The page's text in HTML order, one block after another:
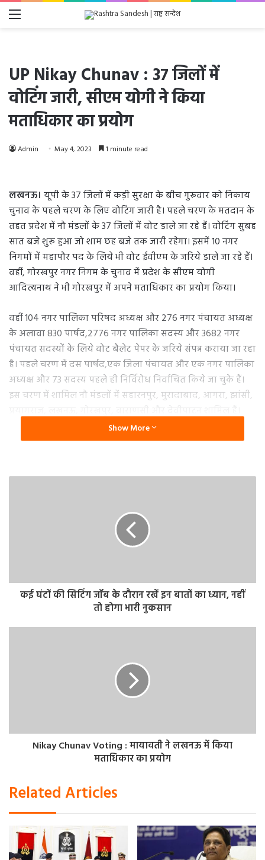
Menu
UP Nikay Chunav : 37 जिलों में
वोटिंग जारी, सीएम योगी ने किया
मताधिकार का प्रयोग
Admin May 4, 2023 1 minute read
लखनऊ। यूपी के 37 जिलों में कड़ी सुरक्षा के बीच गुरूवार को निकाय
चुनाव के पहले चरण के लिए वोटिंग जारी है। पहले चरण के मतदान के
तहत प्रदेश में नौ मंडलों के 37 जिलों में वोट डाले जा रहे हैं। वोटिंग सुबह
सात बजे शुरू हुआ जो शाम छह बजे तक जारी रहेगा। इसमें 10 नगर
निगमों में महापौर पद के लिये भी वोट ईवीएम के जरिये डाले जा रहे हैं।
वहीं, गोरखपुर नगर निगम के चुनाव में प्रदेश के सीएम योगी
आदित्यनाथ ने भी गोरखपुर में अपने मताधिकार का प्रयोग किया।
वहीं 104 नगर पालिका परिषद अध्यक्ष और 276 नगर पंचायत अध्यक्ष
के अलावा 830 पार्षद,2776 नगर पालिका सदस्य और 3682 नगर
पंचायत सदस्यों के लिये वोट बैलेट पेपर के जरिये संपन्न कराया जा रहा
है। पहले चरण में दस पार्षद,एक जिला पंचायत और एक नगर पालिका
अध्यक्ष और 73 सदस्य पहले ही निर्विरोध निर्वाचित किये जा चुके हैं।
इस चरण में शामिल नौ मंडलों में सहारनपुर, मुरादाबाद, आगरा, झांसी,
पहले चरण में शामली, मुजफ्फरनगर, सहारनपुर, बिजनौर, अमरोहा,
गाजीपुर, वाराणसी, चंदौली और जौनपुर में वोट डाले जा रहे हैं।
राज्य चुनाव आयुक्त (एसईसी) मनोज कुमार ने कहा कि चुनाव के पहले
का प्रयोग करेंगे। इसमें पुरूष मतदाताओं की संख्या एक करोड 27 लाख
70 हजार 963 और महिला मतदाताओं की संख्या एक करोड 12 लाख
36 हजार 680 है। मतदान के लिये नगर निगम के 2658 मतदान केन्द्र
और 9699 पोलिंग बूथ बनाये गये हैं वहीं नगर पालिका परिषद के
निष्पक्ष और शांतिपूर्ण मतदान सुनिश्चित करने के लिए सुरक्षा के कड़े
इंतजाम किए गए हैं। उन्होंने कहा, कि कुल 19,880 इंस्पेक्टर और सब-
इंस्पेक्टर के साथ 1,01,477 हेड कांस्टेबल और कांस्टेबल और 47,985
पीएसी की 86 कंपनियां और दो प्लाटून और केंद्रीय सशस्त्र पुलिस बल
(सीएपीएफ) की 35 कंपनियां भी तैनात की गई हैं।
Show More
कई घंटों की सिटिंग जॉब के दौरान रखें इन बातों का ध्यान, नहीं
तो होगा भारी नुकसान
Nikay Chunav Voting : मायावती ने लखनऊ में किया
मताधिकार का प्रयोग
Related Articles